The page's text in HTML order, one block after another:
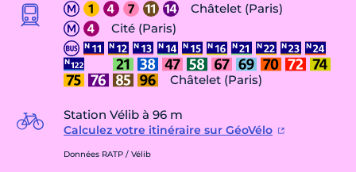
Châtelet (Paris)
Cité (Paris)
Châtelet (Paris)
Station Vélib à 96 m
Calculez votre itinéraire sur GéoVélo
Données RATP / Vélib